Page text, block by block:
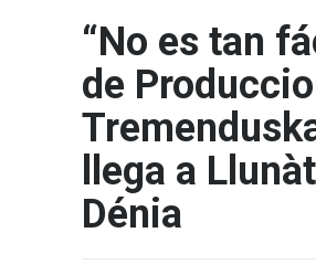
“No es tan
de
llega a
Dénia